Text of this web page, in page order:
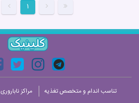
۱
تناسب اندام و متخصص تغذیه مراکز ناباروری